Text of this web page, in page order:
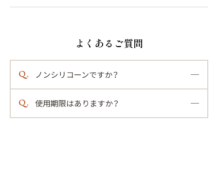
※なじませた後に10分間ヘアパックをされるとなお良い
STEP2
念入りにすすぐ
200g（約1ヵ月分）
[全成分]
水、グリセリン、ステアリルアルコール、セテアリルアル
コール、トリエチルヘキサノイン、（水添ヒマシ油／セバ
シン酸）コポリマー、ベヘントリモニウムクロリド、ベヘ
よくあるご質問
Q. ノンシリコーンですか？
A.
ーンです。
敏感肌の方でもお使いいただけるよう、負担に
Q. 使用期限はありますか？
A.